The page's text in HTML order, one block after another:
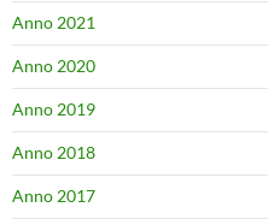
Anno 2021
Anno 2020
Anno 2019
Anno 2018
Anno 2017